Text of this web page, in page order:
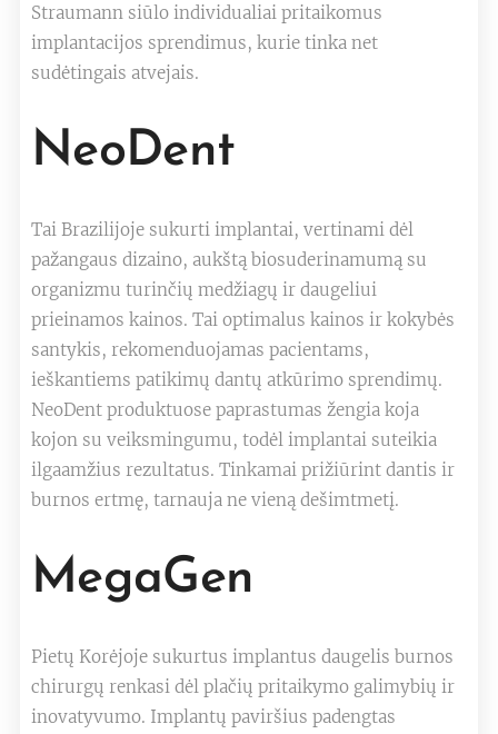
Straumann siūlo individualiai pritaikomus
implantacijos sprendimus, kurie tinka net
sudėtingais atvejais.
NeoDent
Tai Brazilijoje sukurti implantai, vertinami dėl
pažangaus dizaino, aukštą biosuderinamumą su
organizmu turinčių medžiagų ir daugeliui
prieinamos kainos. Tai optimalus kainos ir kokybės
santykis, rekomenduojamas pacientams,
ieškantiems patikimų dantų atkūrimo sprendimų.
NeoDent produktuose paprastumas žengia koja
kojon su veiksmingumu, todėl implantai suteikia
ilgaamžius rezultatus. Tinkamai prižiūrint dantis ir
burnos ertmę, tarnauja ne vieną dešimtmetį.
MegaGen
Pietų Korėjoje sukurtus implantus daugelis burnos
chirurgų renkasi dėl plačių pritaikymo galimybių ir
inovatyvumo. Implantų paviršius padengtas